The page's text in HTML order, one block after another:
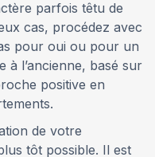
parfois têtu de
cas, procédez avec
pour oui ou pour un
à l’ancienne, basé sur
positive en
de votre
tôt possible. Il est